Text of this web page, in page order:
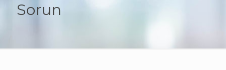
Sorun